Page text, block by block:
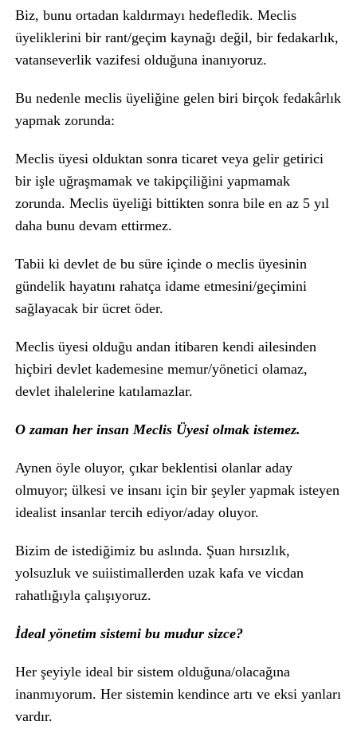
Biz, bunu ortadan kaldırmayı hedefledik. Meclis
üyeliklerini bir rant/geçim kaynağı değil, bir fedakarlık,
vatanseverlik vazifesi olduğuna inanıyoruz.
Bu nedenle meclis üyeliğine gelen biri birçok fedakârlık
yapmak zorunda:
Meclis üyesi olduktan sonra ticaret veya gelir getirici
bir işle uğraşmamak ve takipçiliğini yapmamak
zorunda. Meclis üyeliği bittikten sonra bile en az 5 yıl
daha bunu devam ettirmez.
Tabii ki devlet de bu süre içinde o meclis üyesinin
gündelik hayatını rahatça idame etmesini/geçimini
sağlayacak bir ücret öder.
Meclis üyesi olduğu andan itibaren kendi ailesinden
hiçbiri devlet kademesine memur/yönetici olamaz,
devlet ihalelerine katılamazlar.
O zaman her insan Meclis Üyesi olmak istemez.
Aynen öyle oluyor, çıkar beklentisi olanlar aday
olmuyor; ülkesi ve insanı için bir şeyler yapmak isteyen
idealist insanlar tercih ediyor/aday oluyor.
Bizim de istediğimiz bu aslında. Şuan hırsızlık,
yolsuzluk ve suiistimallerden uzak kafa ve vicdan
rahatlığıyla çalışıyoruz.
İdeal yönetim sistemi bu mudur sizce?
Her şeyiyle ideal bir sistem olduğuna/olacağına
inanmıyorum. Her sistemin kendince artı ve eksi yanları
vardır.